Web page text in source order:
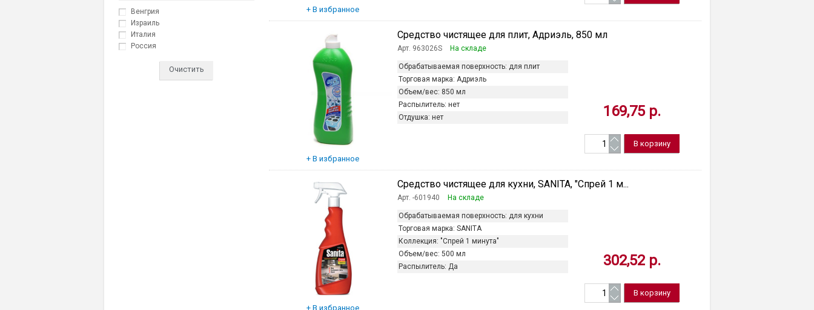
Венгрия
Израиль
Италия
Россия
Очистить
Средство чистящее для плит, Адриэль, 850 мл
Арт. 963026S На складе
Обрабатываемая поверхность: для плит
Торговая марка: Адриэль
Объем/вес: 850 мл
Распылитель: нет
Отдушка: нет 169,75 р.
Средство чистящее для кухни, SANITA, "Спрей 1 м...
Арт. -601940 На складе
Обрабатываемая поверхность: для кухни
Торговая марка: SANITA
Коллекция: "Спрей 1 минута"
Объем/вес: 500 мл
Распылитель: Да 302,52 р.